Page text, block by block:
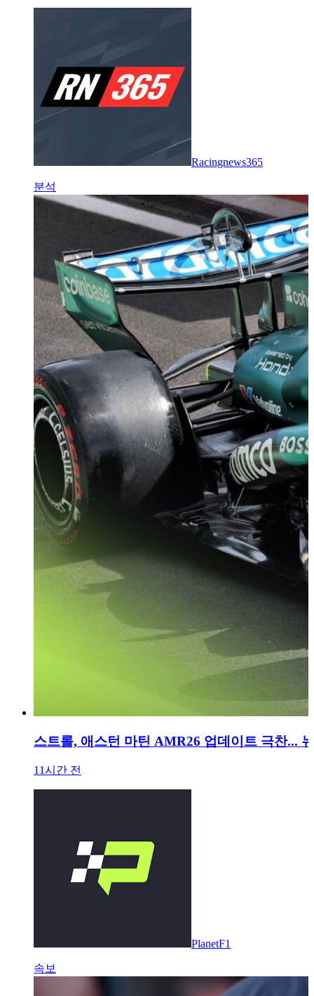
Racingnews365
분석
스트롤, 애스턴 마틴 AMR26 업데이트 극찬...
11시간 전
PlanetF1
속보